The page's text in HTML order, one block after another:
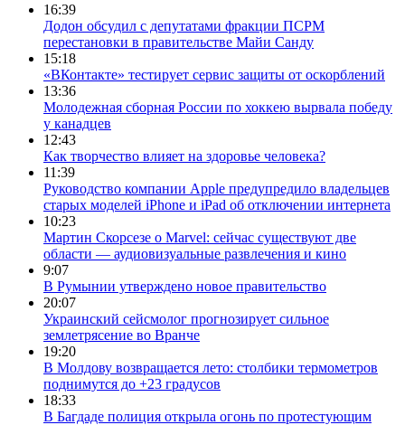
16:39
Додон обсудил с депутатами фракции ПСРМ
перестановки в правительстве Майи Санду
15:18
«ВКонтакте» тестирует сервис защиты от оскорблений
13:36
Молодежная сборная России по хоккею вырвала победу
у канадцев
12:43
Как творчество влияет на здоровье человека?
11:39
Руководство компании Apple предупредило владельцев
старых моделей iPhone и iPad об отключении интернета
10:23
Мартин Скорсезе о Marvel: сейчас существуют две
области — аудиовизуальные развлечения и кино
9:07
В Румынии утверждено новое правительство
20:07
Украинский сейсмолог прогнозирует сильное
землетрясение во Вранче
19:20
В Молдову возвращается лето: столбики термометров
поднимутся до +23 градусов
18:33
В Багдаде полиция открыла огонь по протестующим